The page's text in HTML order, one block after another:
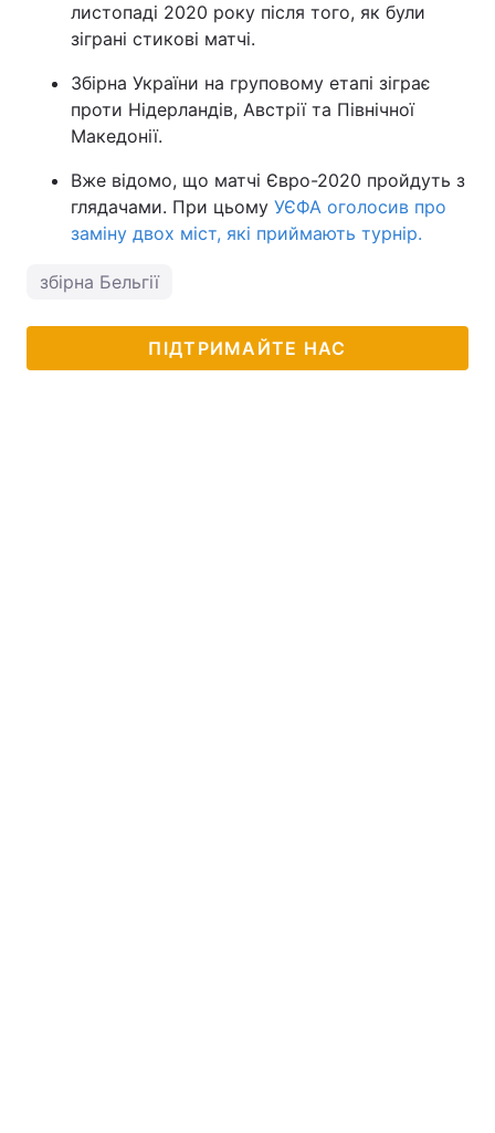
листопаді 2020 року після того, як були
зіграні стикові матчі.
Збірна України на груповому етапі зіграє
проти Нідерландів, Австрії та Північної
Македонії.
Вже відомо, що матчі Євро-2020 пройдуть з
глядачами. При цьому УЄФА оголосив про
заміну двох міст, які приймають турнір.
збірна Бельгії
ПІДТРИМАЙТЕ НАС